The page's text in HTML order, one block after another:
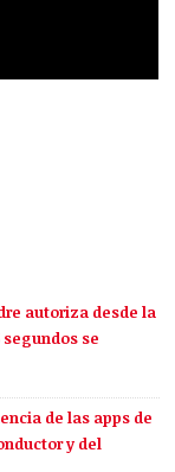
autoriza desde la
se
de las apps de
y del